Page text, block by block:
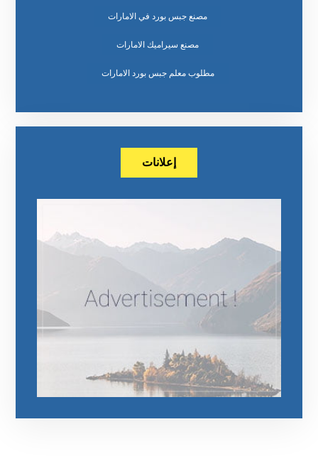
مصنع جبس بورد في الامارات
مصنع سيراميك الامارات
مطلوب معلم جبس بورد الامارات
إعلانات